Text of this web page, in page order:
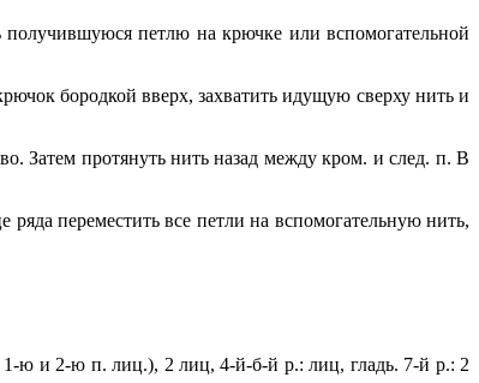
петлю на крючке или вспомогательной
бородкой вверх, захватить идущую сверху нить и
Затем протянуть нить назад между кром. и след. п. В
переместить все петли на вспомогательную нить,
1-ю и 2-ю п. лиц.), 2 лиц, 4-й-б-й р.: лиц, гладь. 7-й р.: 2